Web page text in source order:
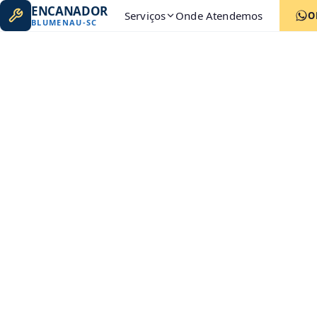
ENCANADOR
BLUMENAU-SC Serviços Onde Atendemos